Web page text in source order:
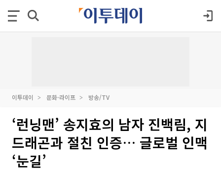
이투데이 문화·라이프 방송/TV
‘런닝맨’ 송지효의 남자 진백림, 지
드래곤과 절친 인증… 글로벌 인맥
‘눈길’